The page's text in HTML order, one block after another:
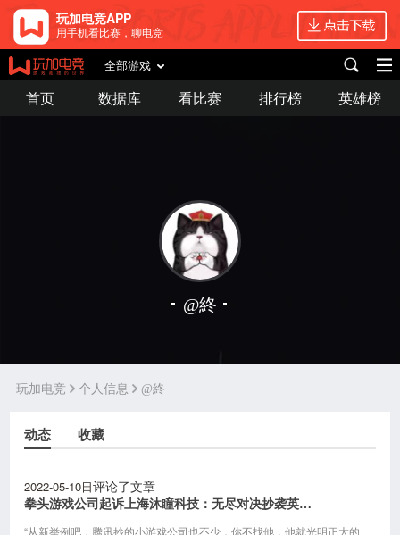
玩加电竞APP
用手机看比赛，聊电竞
全部游戏
首页 数据库 看比赛 排行榜 英雄榜
@終
玩加电竞 个人信息 @終
动态 收藏
2022-05-10日评论了文章
拳头游戏公司起诉上海沐瞳科技：无尽对决抄袭英雄联盟手游
“从新举例吧，腾讯抄的小游戏公司也不少，你不找他，他就光明正大的